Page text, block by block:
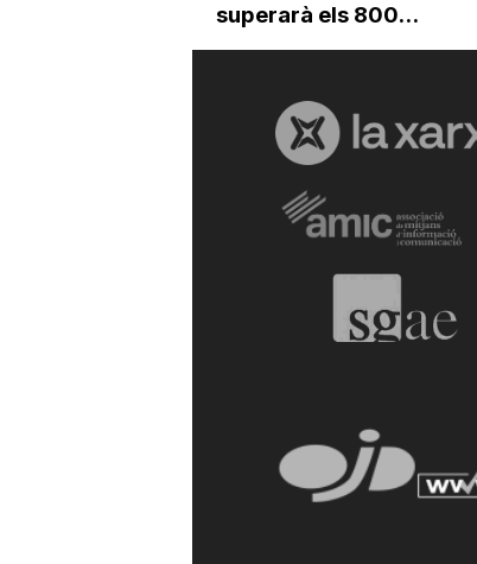
superarà els 800...